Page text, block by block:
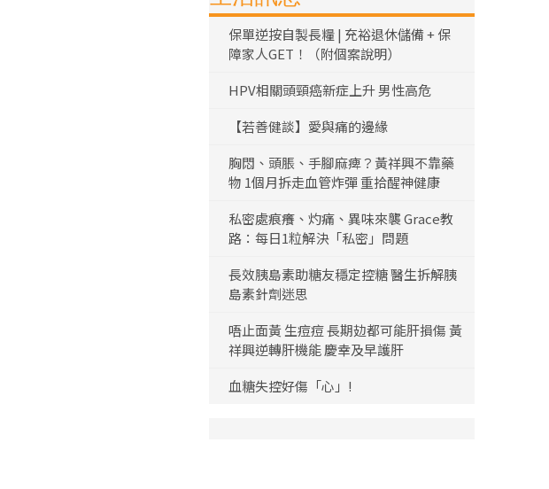
保單逆按自製長糧 | 充裕退休儲備 + 保
障家人GET！（附個案說明）
HPV相關頭頸癌新症上升 男性高危
【若善健談】愛與痛的邊緣
胸悶、頭脹、手腳麻痺？黃祥興不靠藥
物 1個月拆走血管炸彈 重拾醒神健康
私密處痕癢、灼痛、異味來襲 Grace教
路：每日1粒解決「私密」問題
長效胰島素助糖友穩定控糖 醫生拆解胰
島素針劑迷思
唔止面黃 生痘痘 長期攰都可能肝損傷 黃
祥興逆轉肝機能 慶幸及早護肝
血糖失控好傷「心」!